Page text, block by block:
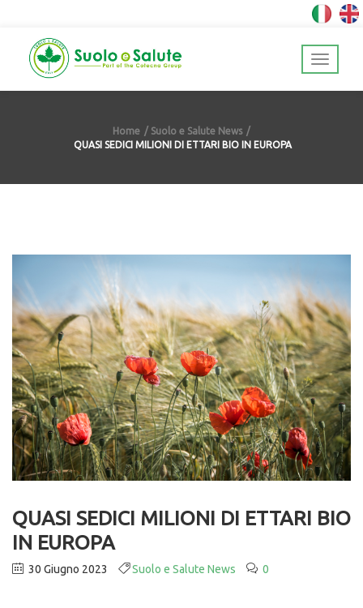
Home
Suolo e Salute News
QUASI SEDICI MILIONI DI ETTARI BIO IN EUROPA
QUASI SEDICI MILIONI DI ETTARI BIO
IN EUROPA
30 Giugno 2023 Suolo e Salute News 0